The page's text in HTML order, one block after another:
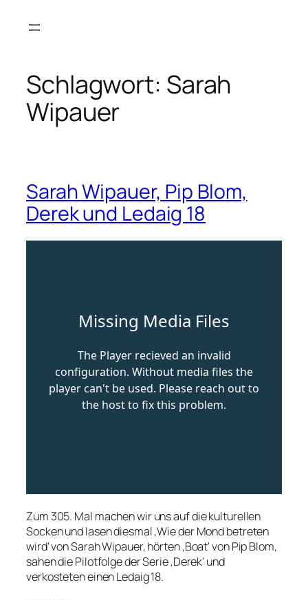
Inhalt
Schlagwort: Sarah
Wipauer
Sarah Wipauer, Pip Blom,
Derek und Ledaig 18
Zum 305. Mal machen wir uns auf die kulturellen
Socken und lasen diesmal ‚Wie der Mond betreten
wird‘ von Sarah Wipauer, hörten ‚Boat‘ von Pip Blom,
sahen die Pilotfolge der Serie ‚Derek‘ und
verkosteten einen Ledaig 18.